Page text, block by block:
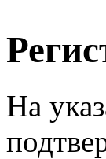
На